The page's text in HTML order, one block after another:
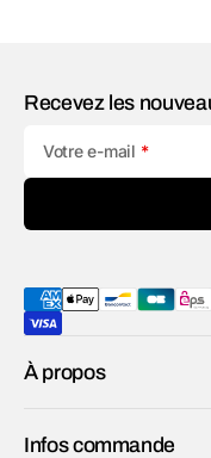
Recevez les
Votre e-mail
À propos
Infos commande